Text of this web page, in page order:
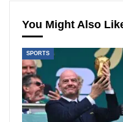
You Might Also
SPORTS